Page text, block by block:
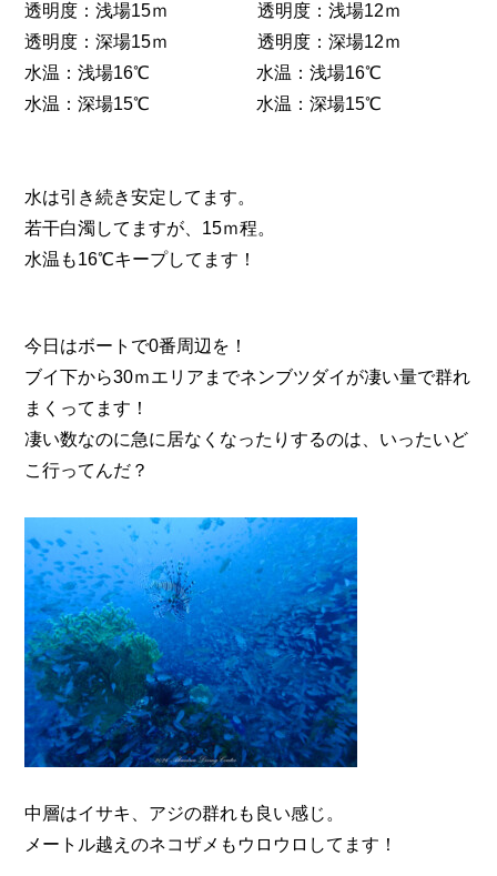
透明度：浅場15ｍ 透明度：浅場12ｍ
透明度：深場15ｍ 透明度：深場12ｍ
水温：浅場16℃ 水温：浅場16℃
水温：深場15℃ 水温：深場15℃
水は引き続き安定してます。
若干白濁してますが、15ｍ程。
水温も16℃キープしてます！
今日はボートで0番周辺を！
ブイ下から30ｍエリアまでネンブツダイが凄い量で群れ
まくってます！
凄い数なのに急に居なくなったりするのは、いったいど
こ行ってんだ？
中層はイサキ、アジの群れも良い感じ。
メートル越えのネコザメもウロウロしてます！